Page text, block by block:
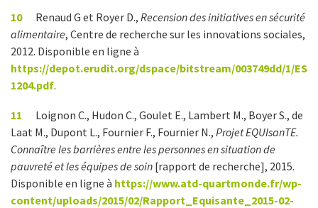
10 Renaud G et Royer D., Recension des initiatives en sécurité
alimentaire, Centre de recherche sur les innovations sociales,
2012. Disponible en ligne à
https://depot.erudit.org/dspace/bitstream/003749dd/1/ES
1204.pdf.
11
Loignon C., Hudon C., Goulet E., Lambert M., Boyer S., de
Laat M., Dupont L., Fournier F., Fournier N., Projet EQUIsanTE.
Connaître les barrières entre les personnes en situation de
pauvreté et les équipes de soin [rapport de recherche], 2015.
Disponible en ligne à https://www.atd-quartmonde.fr/wp-
content/uploads/2015/02/Rapport_Equisante_2015-02-